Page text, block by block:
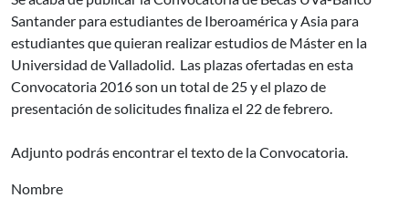
Santander para estudiantes de Iberoamérica y Asia para
estudiantes que quieran realizar estudios de Máster en la
Universidad de Valladolid. Las plazas ofertadas en esta
Convocatoria 2016 son un total de 25 y el plazo de
presentación de solicitudes finaliza el 22 de febrero.
Adjunto podrás encontrar el texto de la Convocatoria.
Nombre